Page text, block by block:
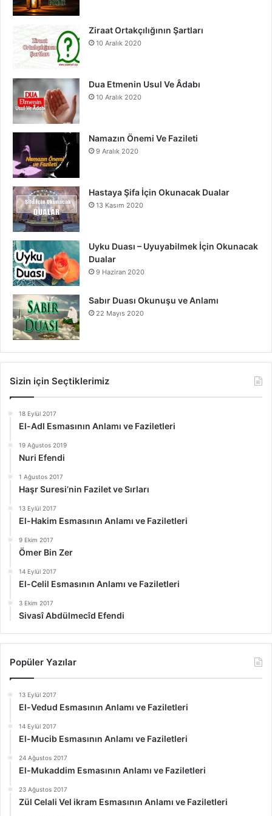
o
e
r
Ziraat Ortakçılığının Şartları
10 Aralık 2020
Dua Etmenin Usul Ve Âdabı
10 Aralık 2020
Namazın Önemi Ve Fazileti
9 Aralık 2020
Hastaya Şifa İçin Okunacak Dualar
13 Kasım 2020
Uyku Duası – Uyuyabilmek İçin Okunacak
Dualar
9 Haziran 2020
Sabır Duası Okunuşu ve Anlamı
22 Mayıs 2020
Sizin için Seçtiklerimiz
18 Eylül 2017
El-Adl Esmasının Anlamı ve Faziletleri
19 Ağustos 2019
Nuri Efendi
1 Ağustos 2017
Haşr Suresi’nin Fazilet ve Sırları
13 Eylül 2017
El-Hakim Esmasının Anlamı ve Faziletleri
9 Ekim 2017
Ömer Bin Zer
14 Eylül 2017
El-Celil Esmasının Anlamı ve Faziletleri
3 Ekim 2017
Sivasî Abdülmecîd Efendi
Popüler Yazılar
13 Eylül 2017
El-Vedud Esmasının Anlamı ve Faziletleri
14 Eylül 2017
El-Mucib Esmasının Anlamı ve Faziletleri
24 Ağustos 2017
El-Mukaddim Esmasının Anlamı ve Faziletleri
23 Ağustos 2017
Zül Celali Vel ikram Esmasının Anlamı ve Faziletleri